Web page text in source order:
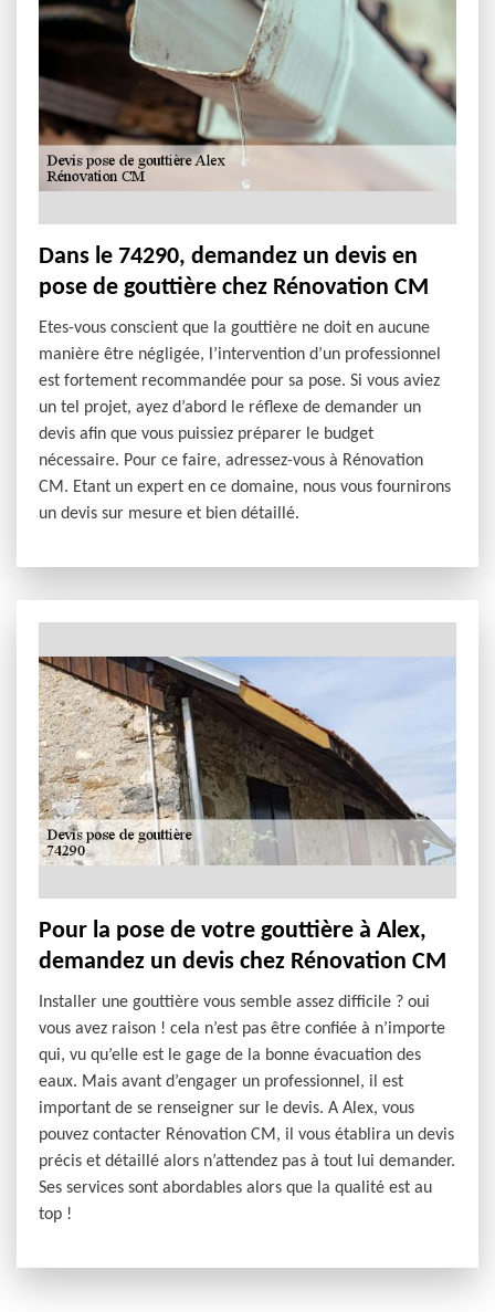
Dans le 74290, demandez un devis en
pose de gouttière chez Rénovation CM
Etes-vous conscient que la gouttière ne doit en aucune
manière être négligée, l’intervention d’un professionnel
est fortement recommandée pour sa pose. Si vous aviez
un tel projet, ayez d’abord le réflexe de demander un
devis afin que vous puissiez préparer le budget
nécessaire. Pour ce faire, adressez-vous à Rénovation
CM. Etant un expert en ce domaine, nous vous fournirons
un devis sur mesure et bien détaillé.
Pour la pose de votre gouttière à Alex,
demandez un devis chez Rénovation CM
Installer une gouttière vous semble assez difficile ? oui
vous avez raison ! cela n’est pas être confiée à n’importe
qui, vu qu’elle est le gage de la bonne évacuation des
eaux. Mais avant d’engager un professionnel, il est
important de se renseigner sur le devis. A Alex, vous
pouvez contacter Rénovation CM, il vous établira un devis
précis et détaillé alors n’attendez pas à tout lui demander.
Ses services sont abordables alors que la qualité est au
top !